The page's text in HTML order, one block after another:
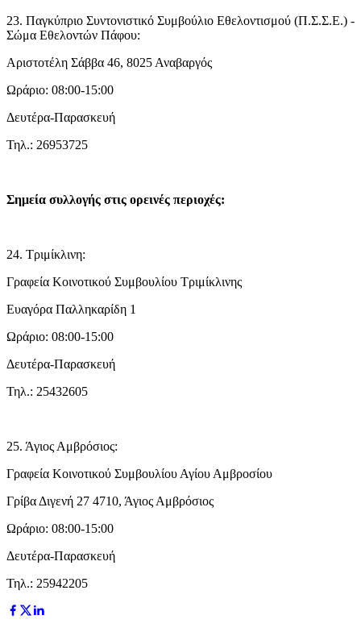
23. Παγκύπριο Συντονιστικό Συμβούλιο Εθελοντισμού (Π.Σ.Σ.Ε.) -
Σώμα Εθελοντών Πάφου:
Αριστοτέλη Σάββα 46, 8025 Αναβαργός
Ωράριο: 08:00-15:00
Δευτέρα-Παρασκευή
Τηλ.: 26953725
Σημεία συλλογής στις ορεινές περιοχές:
24. Τριμίκλινη:
Γραφεία Κοινοτικού Συμβουλίου Τριμίκλινης
Ευαγόρα Παλληκαρίδη 1
Ωράριο: 08:00-15:00
Δευτέρα-Παρασκευή
Τηλ.: 25432605
25. Άγιος Αμβρόσιος:
Γραφεία Κοινοτικού Συμβουλίου Αγίου Αμβροσίου
Γρίβα Διγενή 27 4710, Άγιος Αμβρόσιος
Ωράριο: 08:00-15:00
Δευτέρα-Παρασκευή
Τηλ.: 25942205